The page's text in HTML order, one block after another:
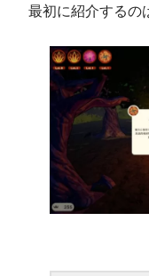
最初に紹介するの